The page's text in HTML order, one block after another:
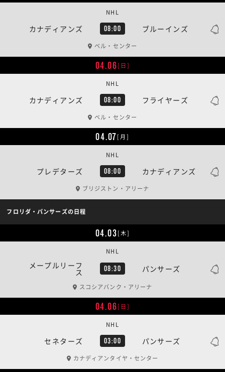
カナディアンズ 08:00 ブルーインズ
NHL
ベル・センター
04.06[日]
カナディアンズ 08:00 フライヤーズ
NHL
ベル・センター
04.07[月]
プレデターズ 08:00 カナディアンズ
NHL
ブリジストン・アリーナ
フロリダ・パンサーズの日程
04.03[木]
メープルリーフ
ス 08:30 パンサーズ
NHL
スコシアバンク・アリーナ
04.06[日]
セネターズ 03:00 パンサーズ
NHL
カナディアンタイヤ・センター